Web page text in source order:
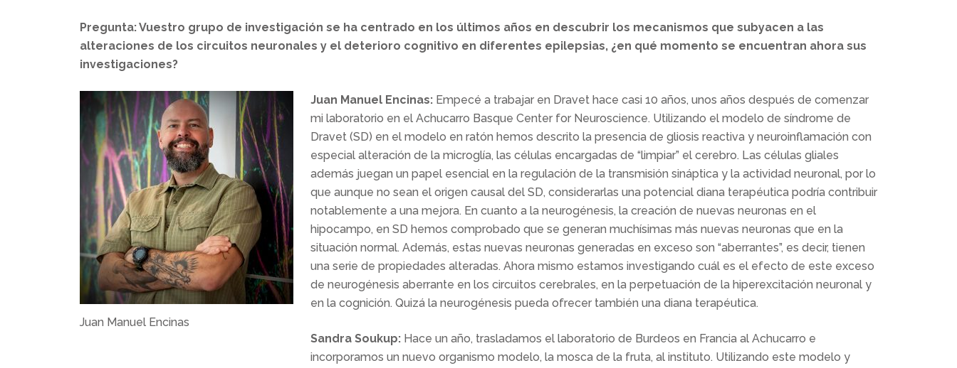
Pregunta: Vuestro grupo de investigación se ha centrado en los últimos años en descubrir los mecanismos que subyacen a las
alteraciones de los circuitos neuronales y el deterioro cognitivo en diferentes epilepsias, ¿en qué momento se encuentran ahora sus
investigaciones?
Juan Manuel Encinas
Juan Manuel Encinas: Empecé a trabajar en Dravet hace casi 10 años, unos años después de comenzar
mi laboratorio en el Achucarro Basque Center for Neuroscience. Utilizando el modelo de síndrome de
Dravet (SD) en el modelo en ratón hemos descrito la presencia de gliosis reactiva y neuroinflamación con
especial alteración de la microglía, las células encargadas de “limpiar” el cerebro. Las células gliales
además juegan un papel esencial en la regulación de la transmisión sináptica y la actividad neuronal, por lo
que aunque no sean el origen causal del SD, considerarlas una potencial diana terapéutica podría contribuir
notablemente a una mejora. En cuanto a la neurogénesis, la creación de nuevas neuronas en el
hipocampo, en SD hemos comprobado que se generan muchísimas más nuevas neuronas que en la
situación normal. Además, estas nuevas neuronas generadas en exceso son “aberrantes”, es decir, tienen
una serie de propiedades alteradas. Ahora mismo estamos investigando cuál es el efecto de este exceso
de neurogénesis aberrante en los circuitos cerebrales, en la perpetuación de la hiperexcitación neuronal y
en la cognición. Quizá la neurogénesis pueda ofrecer también una diana terapéutica.
Sandra Soukup: Hace un año, trasladamos el laboratorio de Burdeos en Francia al Achucarro e
incorporamos un nuevo organismo modelo, la mosca de la fruta, al instituto. Utilizando este modelo y